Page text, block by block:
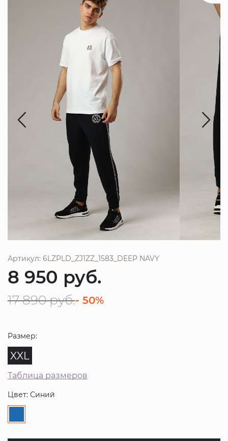
Артикул: 6LZPLD_ZJ1ZZ_1583_DEEP NAVY
8 950 руб.
17 890 руб.- 50%
Размер:
XXL
Таблица размеров
Цвет: Синий